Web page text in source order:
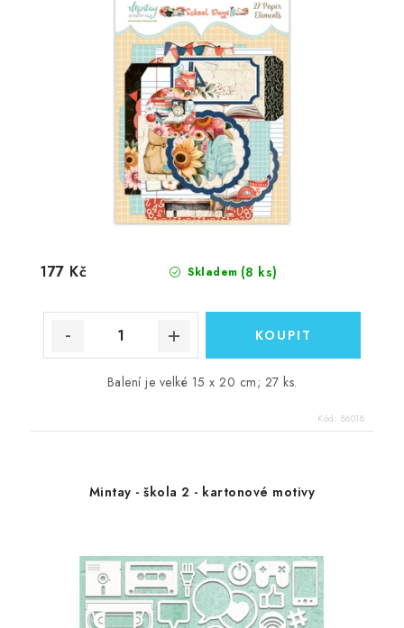
Skladem (8 ks)
177 Kč
Balení je velké 15 x 20 cm; 27 ks.
Kód: 86018
Mintay - škola 2 - kartonové motivy